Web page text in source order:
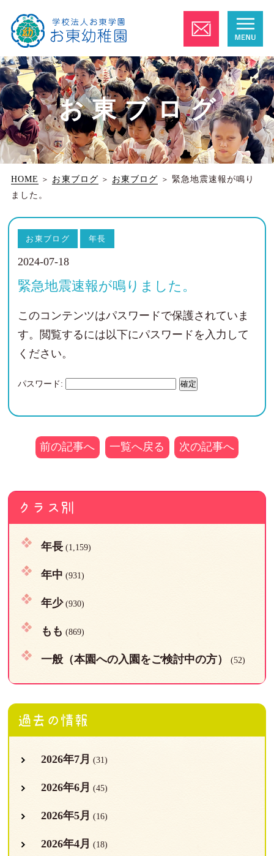
お東ブログ
HOME ＞ お東ブログ ＞ お東ブログ ＞ 緊急地震速報が鳴り
ました。
お東ブログ 年長
2024-07-18
緊急地震速報が鳴りました。
このコンテンツはパスワードで保護されていま
す。閲覧するには以下にパスワードを入力して
ください。
パスワード:
前の記事へ 一覧へ戻る 次の記事へ
クラス別
年長(1,159)
年中 (931)
年少(930)
もも (869)
一般（本園への入園をご検討中の方） (52)
過去の情報
2026年7月 (31)
2026年6月 (45)
2026年5月 (16)
2026年4月 (18)